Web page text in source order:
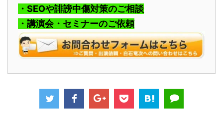
・SEOや誹謗中傷対策のご相談
・講演会・セミナーのご依頼